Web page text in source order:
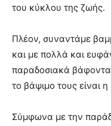
του κύκλου της ζωής.
Πλέον, συναντάμε
και με πολλά και
παραδοσιακά
το βάψιμο τους είναι
Σύμφωνα με την